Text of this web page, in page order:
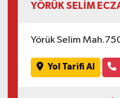
YÖRÜK SELİM
Yörük Selim
Yol Tarifi Al